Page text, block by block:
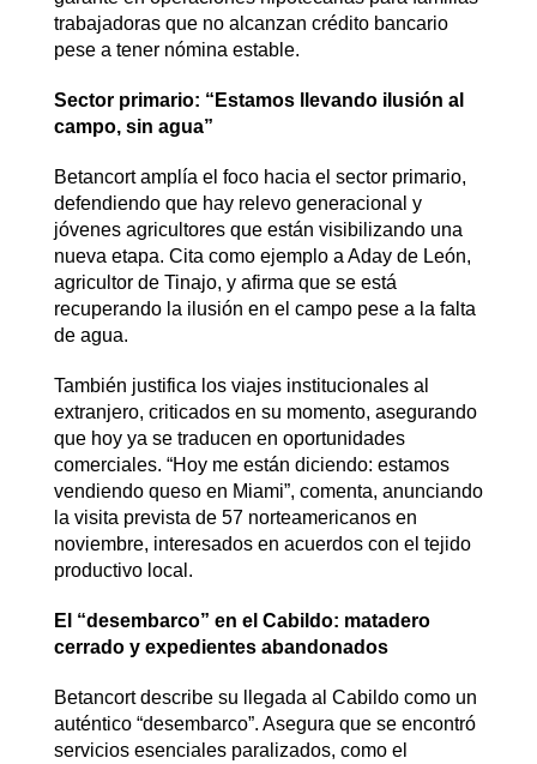
trabajadoras que no alcanzan crédito bancario
pese a tener nómina estable.
Sector primario: “Estamos llevando ilusión al
campo, sin agua”
Betancort amplía el foco hacia el sector primario,
defendiendo que hay relevo generacional y
jóvenes agricultores que están visibilizando una
nueva etapa. Cita como ejemplo a Aday de León,
agricultor de Tinajo, y afirma que se está
recuperando la ilusión en el campo pese a la falta
de agua.
También justifica los viajes institucionales al
extranjero, criticados en su momento, asegurando
que hoy ya se traducen en oportunidades
comerciales. “Hoy me están diciendo: estamos
vendiendo queso en Miami”, comenta, anunciando
la visita prevista de 57 norteamericanos en
noviembre, interesados en acuerdos con el tejido
productivo local.
El “desembarco” en el Cabildo: matadero
cerrado y expedientes abandonados
Betancort describe su llegada al Cabildo como un
auténtico “desembarco”. Asegura que se encontró
servicios esenciales paralizados, como el